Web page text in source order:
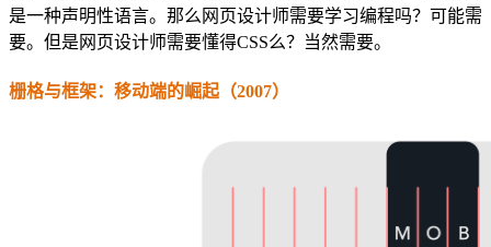
是一种声明性语言。那么网页设计师需要学习编程吗？可能需
要。但是网页设计师需要懂得CSS么？当然需要。
栅格与框架：移动端的崛起（2007）